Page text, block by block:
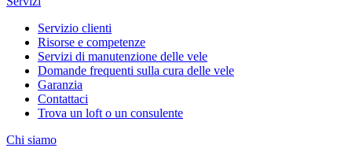
Servizio clienti
Risorse e competenze
Servizi di manutenzione delle vele
Domande frequenti sulla cura delle vele
Garanzia
Contattaci
Trova un loft o un consulente
Chi siamo